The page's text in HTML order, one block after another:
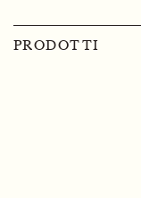
PRODOTTI